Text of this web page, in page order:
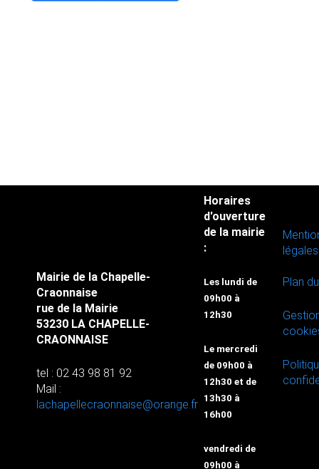
Mairie de la Chapelle-
Craonnaise
rue de la Mairie
53230 LA CHAPELLE-
CRAONNAISE
tel : 02 43 98 81 92
Mail :
lachapellecraonnaise@orange.fr
Horaires
d'ouverture
de la mairie
:
Les lundi de
09h00 à
12h30
Le mercredi
de 09h00 à
12h30 et de
13h30 à
16h00
vendredi de
09h00 à
légales
Plan